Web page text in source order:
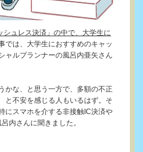
シュレス決済」の中で、大学生に
では、大学生におすすめのキャッ
ャルプランナーの風呂内亜矢さん
かな、と思う一方で、多額の不正
不安を感じる人もいるはず。そ
にスマホを介する非接触IC決済や
内さんに聞きました。